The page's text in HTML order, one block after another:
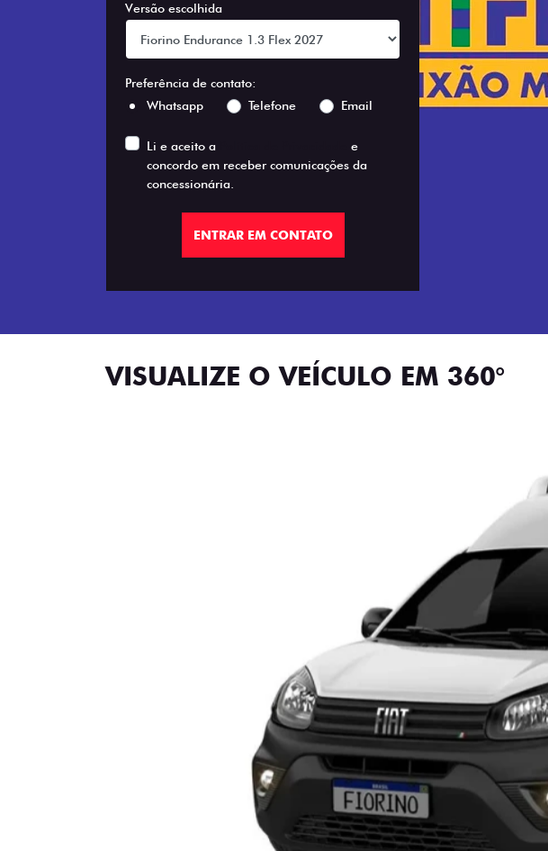
Versão escolhida
Preferência de contato:
Whatsapp
Telefone Email
Li e aceito a
e
concordo em receber comunicações da
concessionária.
ENTRAR EM CONTATO
VISUALIZE O VEÍCULO EM 360°